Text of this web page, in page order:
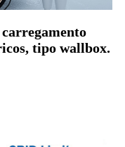
tipo wallbox.